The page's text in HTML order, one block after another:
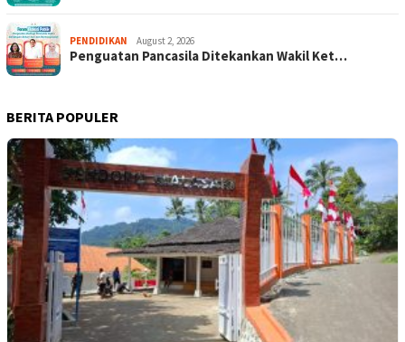
PENDIDIKAN August 2, 2026
Penguatan Pancasila Ditekankan Wakil Ket…
BERITA POPULER